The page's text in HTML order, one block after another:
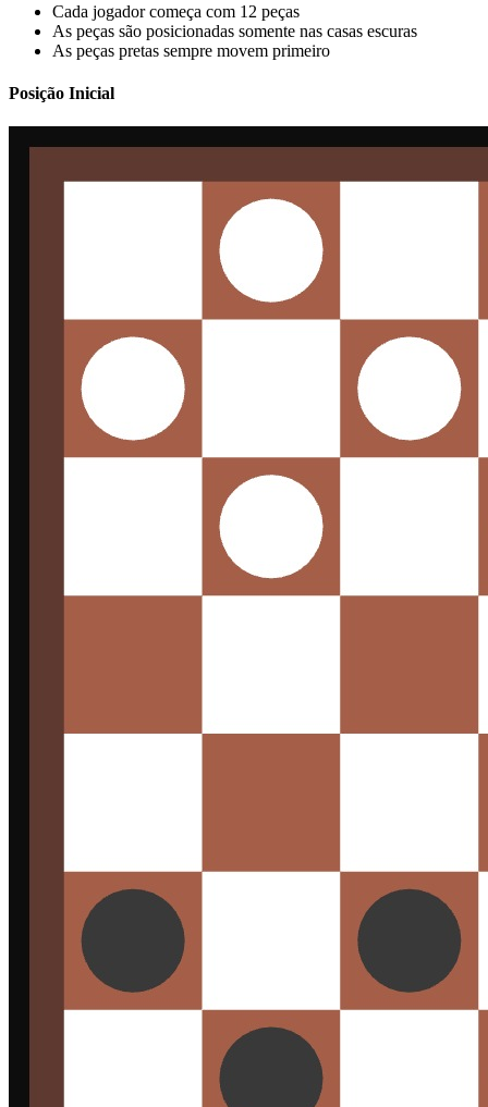
Cada jogador começa com 12 peças
As peças são posicionadas somente nas casas escuras
As peças pretas sempre movem primeiro
Posição Inicial